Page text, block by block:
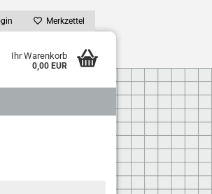
Merkzettel
Ihr Warenkorb
0,00 EUR